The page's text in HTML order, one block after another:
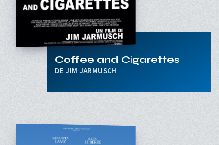
Coffee and Cigarettes
JIM JARMUSCH